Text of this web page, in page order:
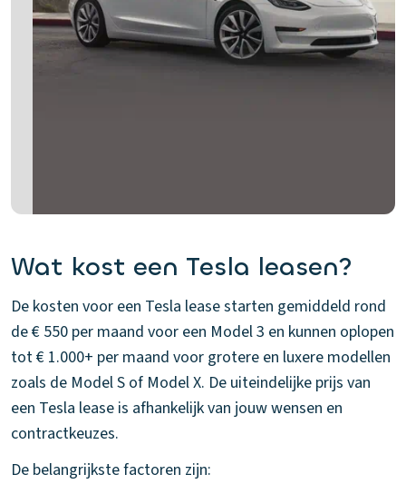
Wat kost een Tesla leasen?
De kosten voor een Tesla lease starten gemiddeld rond
de € 550 per maand voor een Model 3 en kunnen oplopen
tot € 1.000+ per maand voor grotere en luxere modellen
zoals de Model S of Model X. De uiteindelijke prijs van
een Tesla lease is afhankelijk van jouw wensen en
contractkeuzes.
De belangrijkste factoren zijn: